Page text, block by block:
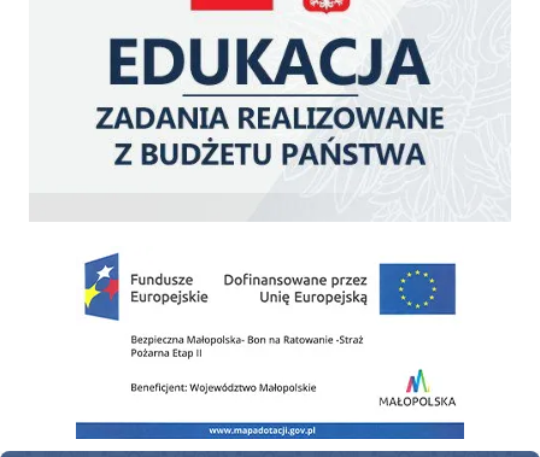
Zakup fabrycznie nowego, średniego samochodu ratowniczo-gaśniczego z